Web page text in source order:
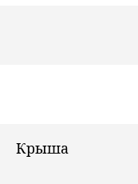
Крыша